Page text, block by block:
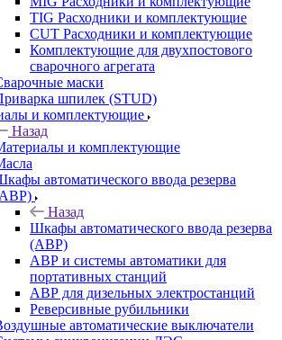
TIG Расходники и комплектующие
CUT Расходники и комплектующие
Комплектующие для двухпостового
сварочного агрегата
маски
шпилек (STUD)
и комплектующие
Назад
и комплектующие
автоматического ввода резерва
Назад
Шкафы автоматического ввода резерва
(АВР)
АВР и системы автоматики для
портативных станций
АВР для дизельных электростанций
Реверсивные рубильники
автоматические выключатели